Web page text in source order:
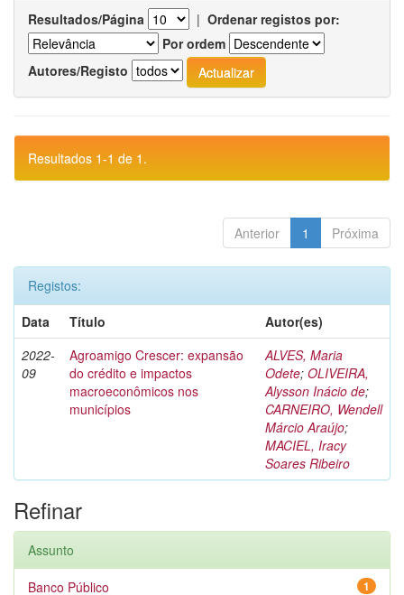
Resultados/Página | Ordenar registos por:
Por ordem
Autores/Registo
Resultados 1-1 de 1.
Anterior 1 Próxima
Registos:
Data
Título
Autor(es)
2022-
09
Agroamigo Crescer: expansão
do crédito e impactos
macroeconômicos nos
municípios
ALVES, Maria
Odete; OLIVEIRA,
Alysson Inácio de;
CARNEIRO, Wendell
Márcio Araújo;
MACIEL, Iracy
Soares Ribeiro
Refinar
Assunto
1
Banco Público